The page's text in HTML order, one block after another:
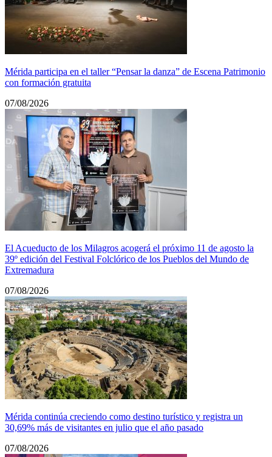
Mérida participa en el taller “Pensar la danza” de Escena Patrimonio
con formación gratuita
07/08/2026
El Acueducto de los Milagros acogerá el próximo 11 de agosto la
39º edición del Festival Folclórico de los Pueblos del Mundo de
Extremadura
07/08/2026
Mérida continúa creciendo como destino turístico y registra un
30,69% más de visitantes en julio que el año pasado
07/08/2026